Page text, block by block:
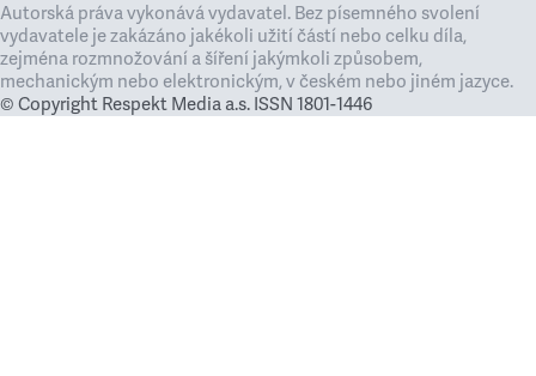
Autorská práva vykonává vydavatel. Bez písemného svolení
vydavatele je zakázáno jakékoli užití částí nebo celku díla,
zejména rozmnožování a šíření jakýmkoli způsobem,
mechanickým nebo elektronickým, v českém nebo jiném jazyce.
© Copyright Respekt Media a.s. ISSN 1801-1446